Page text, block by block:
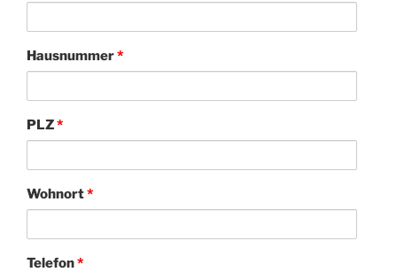
Hausnummer*
PLZ*
Wohnort*
Telefon*